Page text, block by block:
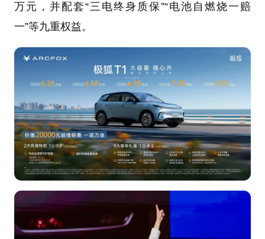
万元，并配套“三电终身质保”“电池自燃烧一赔
一”等九重权益。